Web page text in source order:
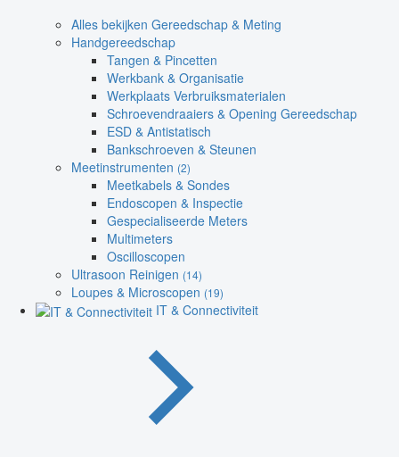
Alles bekijken Gereedschap & Meting
Handgereedschap
Tangen & Pincetten
Werkbank & Organisatie
Werkplaats Verbruiksmaterialen
Schroevendraaiers & Opening Gereedschap
ESD & Antistatisch
Bankschroeven & Steunen
Meetinstrumenten (2)
Meetkabels & Sondes
Endoscopen & Inspectie
Gespecialiseerde Meters
Multimeters
Oscilloscopen
Ultrasoon Reinigen (14)
Loupes & Microscopen (19)
IT & Connectiviteit